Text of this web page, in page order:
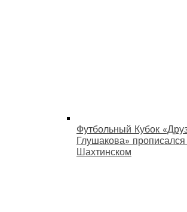
Футбольный Кубок
Глушакова»
Шахтинском